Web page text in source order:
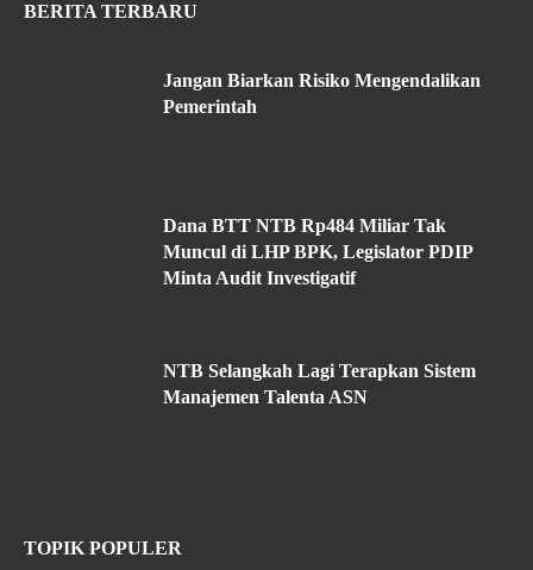
BERITA TERBARU
Jangan Biarkan Risiko Mengendalikan
Pemerintah
Dana BTT NTB Rp484 Miliar Tak
Muncul di LHP BPK, Legislator PDIP
Minta Audit Investigatif
NTB Selangkah Lagi Terapkan Sistem
Manajemen Talenta ASN
TOPIK POPULER